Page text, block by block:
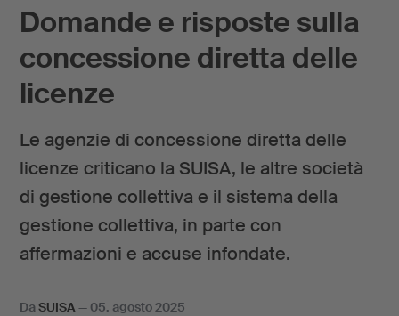
Domande e risposte sulla
concessione diretta delle
licenze
Le agenzie di concessione diretta delle
licenze criticano la SUISA, le altre società
di gestione collettiva e il sistema della
gestione collettiva, in parte con
affermazioni e accuse infondate.
DaSUISA— 05. agosto 2025